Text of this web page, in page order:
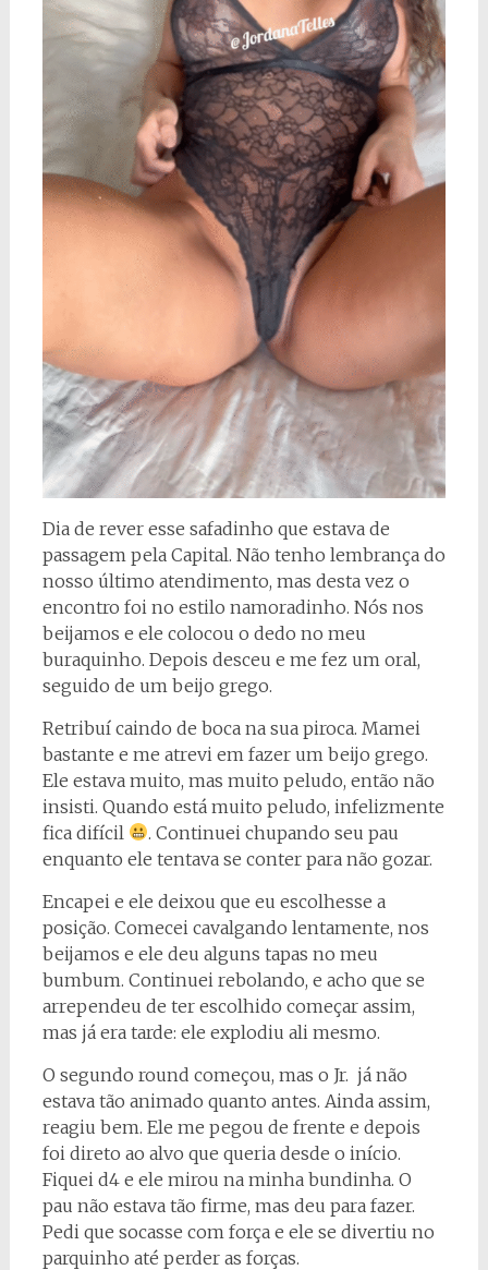
Dia de rever esse safadinho que estava de
passagem pela Capital. Não tenho lembrança do
nosso último atendimento, mas desta vez o
encontro foi no estilo namoradinho. Nós nos
beijamos e ele colocou o dedo no meu
buraquinho. Depois desceu e me fez um oral,
seguido de um beijo grego.
Retribuí caindo de boca na sua piroca. Mamei
bastante e me atrevi em fazer um beijo grego.
Ele estava muito, mas muito peludo, então não
insisti. Quando está muito peludo, infelizmente
fica difícil
. Continuei chupando seu pau
enquanto ele tentava se conter para não gozar.
Encapei e ele deixou que eu escolhesse a
posição. Comecei cavalgando lentamente, nos
beijamos e ele deu alguns tapas no meu
bumbum. Continuei rebolando, e acho que se
arrependeu de ter escolhido começar assim,
mas já era tarde: ele explodiu ali mesmo.
O segundo round começou, mas o Jr. já não
estava tão animado quanto antes. Ainda assim,
reagiu bem. Ele me pegou de frente e depois
foi direto ao alvo que queria desde o início.
Fiquei d4 e ele mirou na minha bundinha. O
pau não estava tão firme, mas deu para fazer.
Pedi que socasse com força e ele se divertiu no
parquinho até perder as forças.